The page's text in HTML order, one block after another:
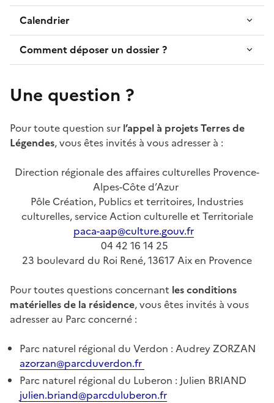
Calendrier
Comment déposer un dossier ?
Une question ?
Pour toute question sur l’appel à projets Terres de
Légendes, vous êtes invités à vous adresser à :
Direction régionale des affaires culturelles Provence-
Alpes-Côte d’Azur
Pôle Création, Publics et territoires, Industries
culturelles, service Action culturelle et Territoriale
paca-aap@culture.gouv.fr
04 42 16 14 25
23 boulevard du Roi René, 13617 Aix en Provence
Pour toutes questions concernant les conditions
matérielles de la résidence, vous êtes invités à vous
adresser au Parc concerné :
Parc naturel régional du Verdon : Audrey ZORZAN
azorzan@parcduverdon.fr
Parc naturel régional du Luberon : Julien BRIAND
julien.briand@parcduluberon.fr